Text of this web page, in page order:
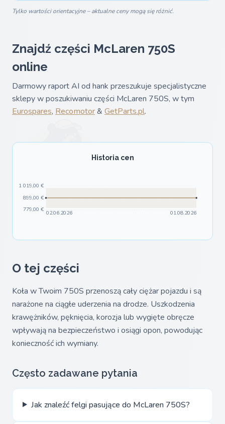
Tylko wartości orientacyjne – aktualne ceny mogą się różnić.
Znajdź części McLaren 750S
online
Darmowy raport AI od hank przeszukuje specjalistyczne
sklepy w poszukiwaniu części McLaren 750S, w tym
Eurospares, Recomotor& GetParts.pl.
Historia cen
779,00 €
899,00 €
1 019,00 €
02.06.2026 01.08.2026
O tej części
Koła w Twoim 750S przenoszą cały ciężar pojazdu i są
narażone na ciągłe uderzenia na drodze. Uszkodzenia
krawężników, pęknięcia, korozja lub wygięte obręcze
wpływają na bezpieczeństwo i osiągi opon, powodując
konieczność ich wymiany.
Często zadawane pytania
Jak znaleźć felgi pasujące do McLaren 750S?